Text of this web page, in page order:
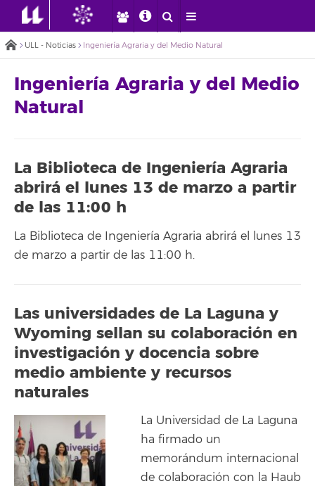
ULL - Noticias Ingeniería Agraria y del Medio Natural
Ingeniería Agraria y del Medio
Natural
La Biblioteca de Ingeniería Agraria
abrirá el lunes 13 de marzo a partir
de las 11:00 h
La Biblioteca de Ingeniería Agraria abrirá el lunes 13
de marzo a partir de las 11:00 h.
Las universidades de La Laguna y
Wyoming sellan su colaboración en
investigación y docencia sobre
medio ambiente y recursos
naturales
La Universidad de La Laguna
ha firmado un
memorándum internacional
de colaboración con la Haub